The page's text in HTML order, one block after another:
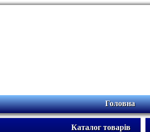
Головна
Каталог товарів